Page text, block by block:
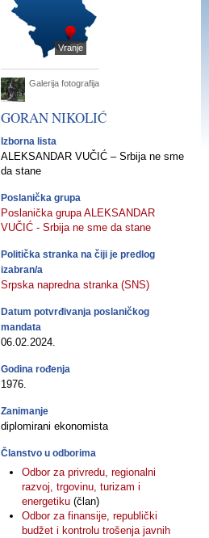
Vranje
Galerija fotografija
GORANNIKOLIĆ
Izborna lista
ALEKSANDAR VUČIĆ – Srbija ne sme
da stane
Poslanička grupa
Poslanička grupa ALEKSANDAR
VUČIĆ - Srbija ne sme da stane
Politička stranka na čiji je predlog
izabran/a
Srpska napredna stranka (SNS)
Datum potvrđivanja poslaničkog
mandata
06.02.2024.
Godina rođenja
1976.
Zanimanje
diplomirani ekonomista
Članstvo u odborima
Odbor za privredu, regionalni
razvoj, trgovinu, turizam i
energetiku (član)
Odbor za finansije, republički
budžet i kontrolu trošenja javnih